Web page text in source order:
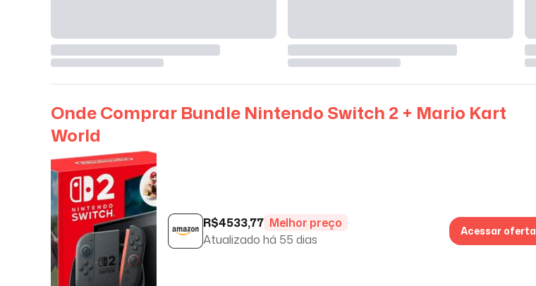
Onde Comprar Bundle Nintendo Switch 2 + Mario Kart
World
R$4533,77 Melhor preço
Atualizado há 55 dias
Acessar oferta